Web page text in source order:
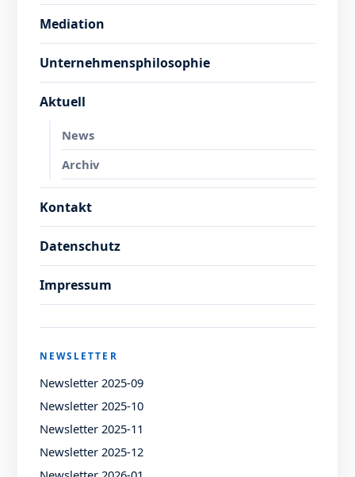
Mediation
Unternehmensphilosophie
Aktuell
News
Archiv
Kontakt
Datenschutz
Impressum
NEWSLETTER
Newsletter 2025-09
Newsletter 2025-10
Newsletter 2025-11
Newsletter 2025-12